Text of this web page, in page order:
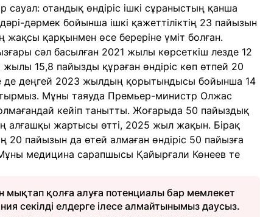
сауал: отандық өндіріс ішкі сұраныстың қанша
дәрмек бойынша ішкі қажеттіліктің 23 пайызын
жақсы қарқынмен өсе береріне үміт болған.
сәл басылған 2021 жылы көрсеткіш лезде 12
жылы 15,8 пайызды құраған өндіріс көп өтпей 20
де деңгей 2023 жылдың қорытындысы бойынша 14
Мұны таяуда Премьер-министр Олжас
кейіп танытты. Жоғарыда 50 пайыздық
алғашқы жартысы өтті, 2025 жыл жақын. Бірақ
пайызын да өтей алмаған өндіріс 50 пайызға
медицина сарапшысы Қайырғали Көнеев те
мықтап қолға алуға потенциалы бар мемлекет
секілді елдерге ілесе алмайтынымыз даусыз.